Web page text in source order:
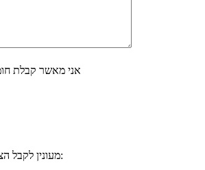
אני מאשר קבלת
מעונין לקבל הצעת מחיר או מידע עבור: